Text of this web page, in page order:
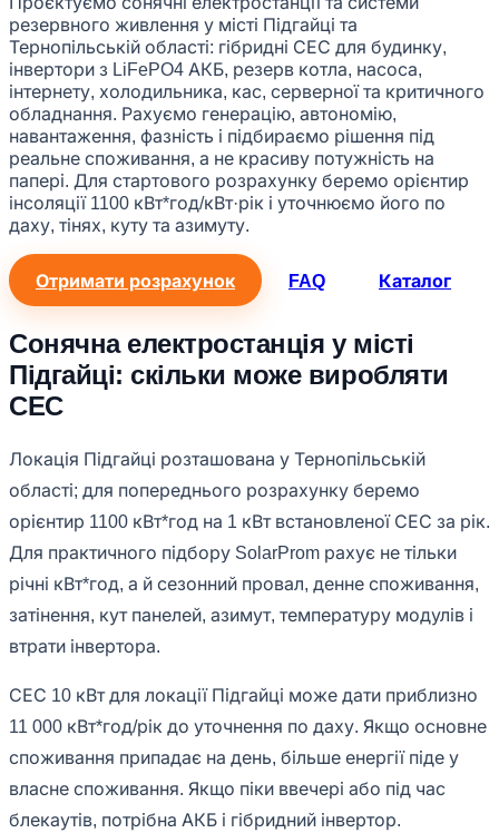
резервного живлення у місті Підгайці та
Тернопільській області: гібридні СЕС для будинку,
інвертори з LiFePO4 АКБ, резерв котла, насоса,
інтернету, холодильника, кас, серверної та критичного
обладнання. Рахуємо генерацію, автономію,
навантаження, фазність і підбираємо рішення під
реальне споживання, а не красиву потужність на
папері. Для стартового розрахунку беремо орієнтир
інсоляції 1100 кВт*год/кВт·рік і уточнюємо його по
даху, тінях, куту та азимуту.
Отримати розрахунок FAQ Каталог
Сонячна електростанція у місті
Підгайці: скільки може виробляти
СЕС
Локація Підгайці розташована у Тернопільській
області; для попереднього розрахунку беремо
орієнтир 1100 кВт*год на 1 кВт встановленої СЕС за рік.
Для практичного підбору SolarProm рахує не тільки
річні кВт*год, а й сезонний провал, денне споживання,
затінення, кут панелей, азимут, температуру модулів і
втрати інвертора.
СЕС 10 кВт для локації Підгайці може дати приблизно
11 000 кВт*год/рік до уточнення по даху. Якщо основне
споживання припадає на день, більше енергії піде у
власне споживання. Якщо піки ввечері або під час
блекаутів, потрібна АКБ і гібридний інвертор.